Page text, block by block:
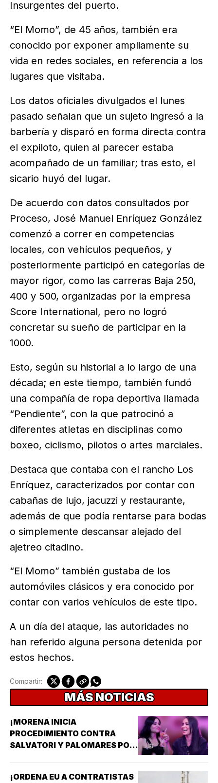
Insurgentes del puerto.
“El Momo”, de 45 años, también era
conocido por exponer ampliamente su
vida en redes sociales, en referencia a los
lugares que visitaba.
Los datos oficiales divulgados el lunes
pasado señalan que un sujeto ingresó a la
barbería y disparó en forma directa contra
el expiloto, quien al parecer estaba
acompañado de un familiar; tras esto, el
sicario huyó del lugar.
De acuerdo con datos consultados por
Proceso, José Manuel Enríquez González
comenzó a correr en competencias
locales, con vehículos pequeños, y
posteriormente participó en categorías de
mayor rigor, como las carreras Baja 250,
400 y 500, organizadas por la empresa
Score International, pero no logró
concretar su sueño de participar en la
1000.
Esto, según su historial a lo largo de una
década; en este tiempo, también fundó
una compañía de ropa deportiva llamada
“Pendiente”, con la que patrocinó a
diferentes atletas en disciplinas como
boxeo, ciclismo, pilotos o artes marciales.
Destaca que contaba con el rancho Los
Enríquez, caracterizados por contar con
cabañas de lujo, jacuzzi y restaurante,
además de que podía rentarse para bodas
o simplemente descansar alejado del
ajetreo citadino.
“El Momo” también gustaba de los
automóviles clásicos y era conocido por
contar con varios vehículos de este tipo.
A un día del ataque, las autoridades no
han referido alguna persona detenida por
estos hechos.
Compartir:
MÁS NOTICIAS
¡MORENA INICIA
PROCEDIMIENTO CONTRA
SALVATORI Y PALOMARES POR
¡ORDENA EU A CONTRATISTAS